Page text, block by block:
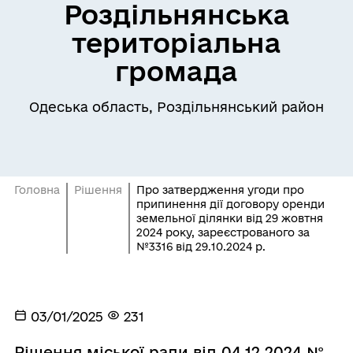
Роздільнянська
територіальна
громада
Одеська область, Роздільнянський район
Головна Рішення
Про затвердження угоди про
припинення дії договору оренди
земельної ділянки від 29 жовтня
2024 року, зареєстрованого за
№3316 від 29.10.2024 р.
03/01/2025 231